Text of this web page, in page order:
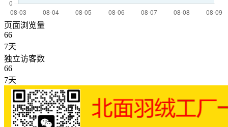
页面浏览量
66
7天
独立访客数
66
7天